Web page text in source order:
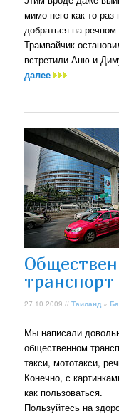
мимо него как-то
добраться на речном
Трамвайчик
встретили Аню и
далее
27.10.2009 //Таиланд »
Мы написали
общественном
такси, мототакси,
Конечно, с
как пользоваться.
Пользуйтесь на